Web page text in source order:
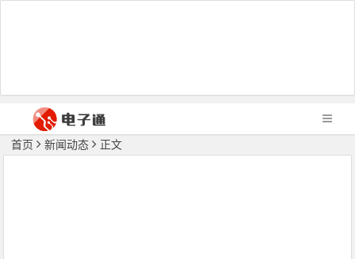
首页 新闻动态 正文